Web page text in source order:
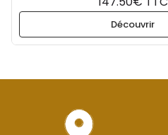
Découvrir